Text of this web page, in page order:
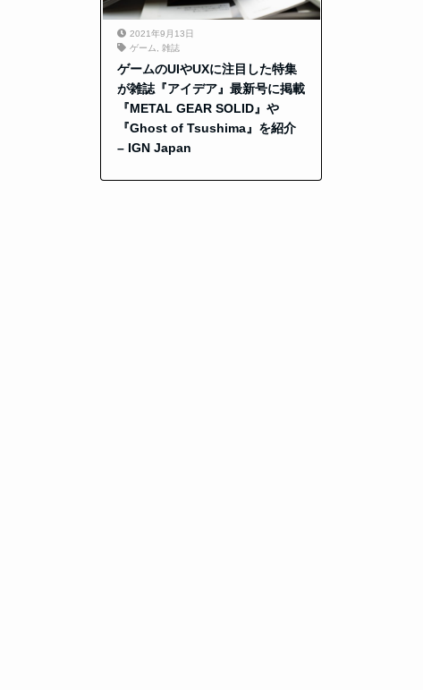
2021年9月13日
ゲーム
雑誌
ゲームのUIやUXに注目した特集
が雑誌『アイデア』最新号に掲載
『METAL GEAR SOLID』や
『Ghost of Tsushima』を紹介
– IGN Japan